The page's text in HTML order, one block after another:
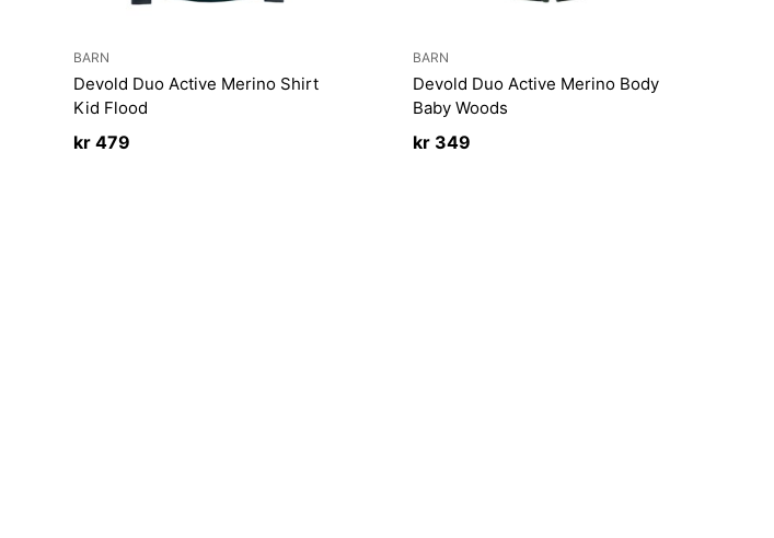
BARN
Devold Duo Active Merino Shirt
Kid Flood
kr479
BARN
Devold Duo Active Merino Body
Baby Woods
kr349